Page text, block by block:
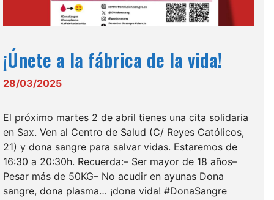
¡Únete a la fábrica de la vida!
28/03/2025
El próximo martes 2 de abril tienes una cita solidaria
en Sax. Ven al Centro de Salud (C/ Reyes Católicos,
21) y dona sangre para salvar vidas. Estaremos de
16:30 a 20:30h. Recuerda:– Ser mayor de 18 años–
Pesar más de 50KG– No acudir en ayunas Dona
sangre, dona plasma… ¡dona vida! #DonaSangre